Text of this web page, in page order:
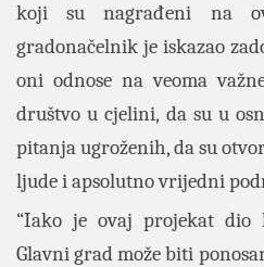
koji su nagrađeni na
gradonačelnik je iskazao
oni odnose na veoma
društvo u cjelini, da su u
pitanja ugroženih, da su
ljude i apsolutno vrijedni
“Iako je ovaj projekat dio
Glavni grad može biti